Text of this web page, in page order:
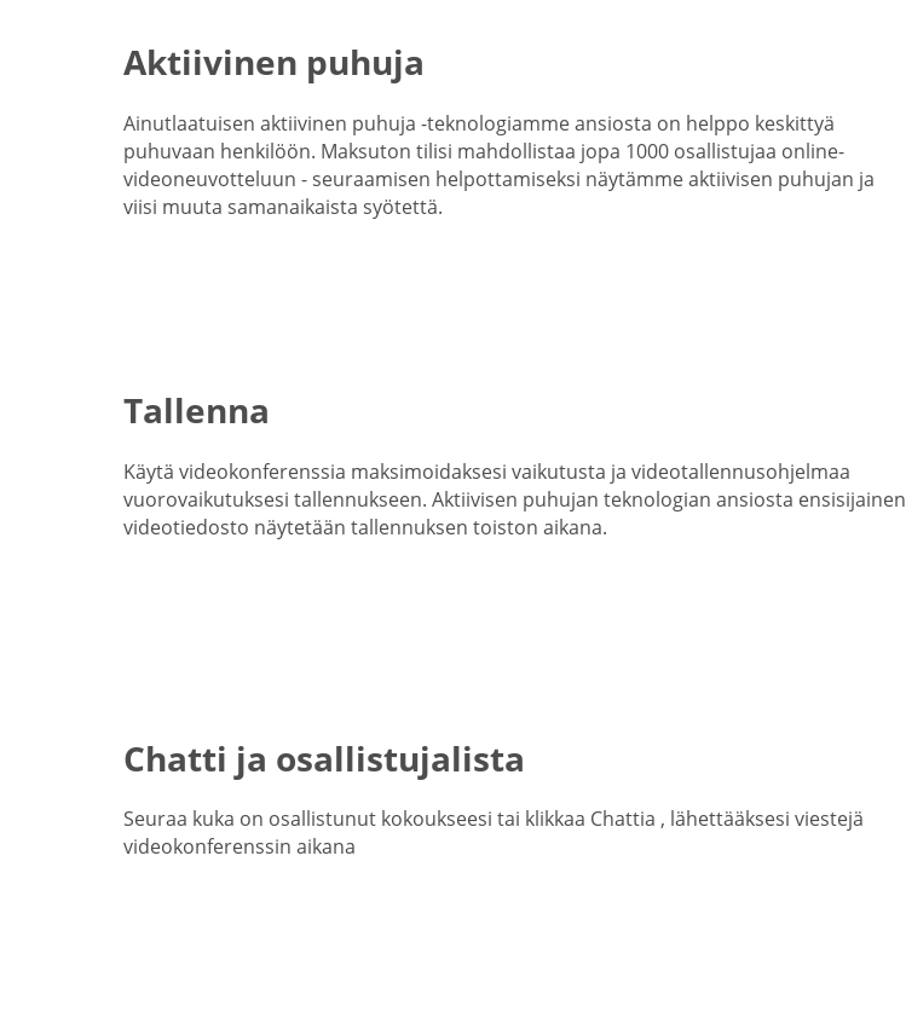
Aktiivinen puhuja
Ainutlaatuisen aktiivinen puhuja -teknologiamme ansiosta on helppo keskittyä
puhuvaan henkilöön. Maksuton tilisi mahdollistaa jopa 1000 osallistujaa online-
videoneuvotteluun - seuraamisen helpottamiseksi näytämme aktiivisen puhujan ja
viisi muuta samanaikaista syötettä.
Tallenna
Käytä videokonferenssia maksimoidaksesi vaikutusta ja videotallennusohjelmaa
vuorovaikutuksesi tallennukseen. Aktiivisen puhujan teknologian ansiosta ensisijainen
videotiedosto näytetään tallennuksen toiston aikana.
Chatti ja osallistujalista
Seuraa kuka on osallistunut kokoukseesi tai klikkaa Chattia , lähettääksesi viestejä
videokonferenssin aikana